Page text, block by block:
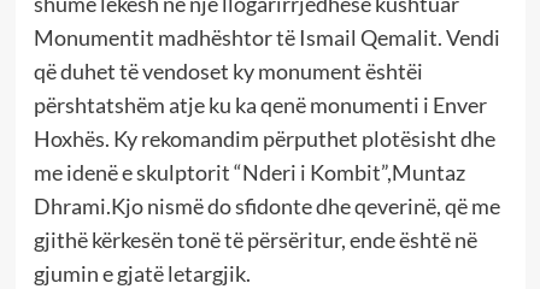
Monumentit madhështor të Ismail Qemalit. Vendi
që duhet të vendoset ky monument ështëi
përshtatshëm atje ku ka qenë monumenti i Enver
Hoxhës. Ky rekomandim përputhet plotësisht dhe
me idenë e skulptorit “Nderi i Kombit”,Muntaz
Dhrami.Kjo nismë do sfidonte dhe qeverinë, që me
gjithë kërkesën tonë të përsëritur, ende është në
gjumin e gjatë letargjik.